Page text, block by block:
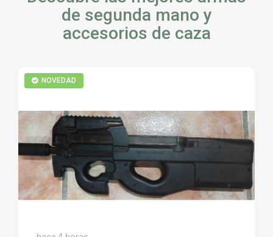
de segunda mano y
accesorios de caza
NOVEDAD
Miguel Angel S.